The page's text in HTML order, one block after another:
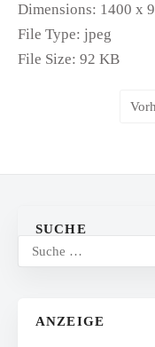
Dimensions: 1400 x
File Type: jpeg
File Size: 92 KB
SUCHE
ANZEIGE